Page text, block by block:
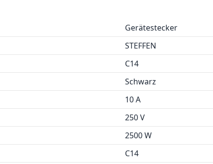
Gerätestecker
STEFFEN
C14
Schwarz
10 A
250 V
2500 W
C14